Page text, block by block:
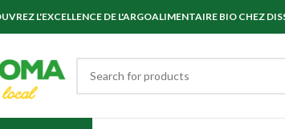
L'EXCELLENCE DE L'ARGOALIMENTAIRE BIO CHEZ